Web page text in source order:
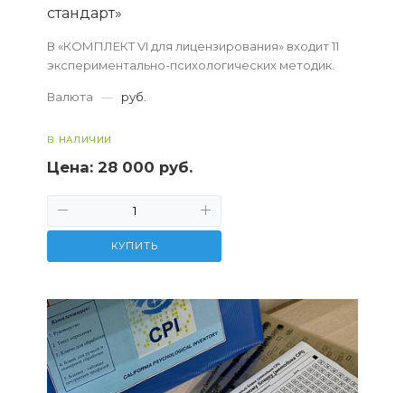
стандарт»
В «КОМПЛЕКТ VI для лицензирования» входит 11
экспериментально-психологических методик.
Валюта — руб.
В НАЛИЧИИ
Цена: 28 000 руб.
КУПИТЬ